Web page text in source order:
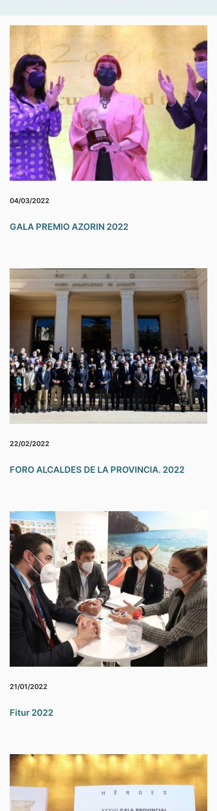
04/03/2022
GALA PREMIO AZORIN 2022
22/02/2022
FORO ALCALDES DE LA PROVINCIA. 2022
21/01/2022
Fitur 2022